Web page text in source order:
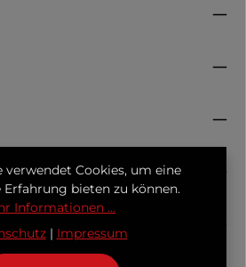
verwendet Cookies, um eine
bieten zu können.
Informationen ...
| Impressum